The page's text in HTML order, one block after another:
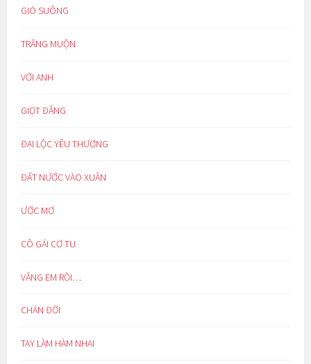
GIÓ SUÔNG
TRĂNG MUỘN
VỚI ANH
GIỌT ĐẮNG
ĐẠI LỘC YÊU THƯƠNG
ĐẤT NƯỚC VÀO XUÂN
ƯỚC MƠ
CÔ GÁI CƠ TU
VẮNG EM RỒI…
CHÁN ĐỜI
TAY LÀM HÀM NHAI